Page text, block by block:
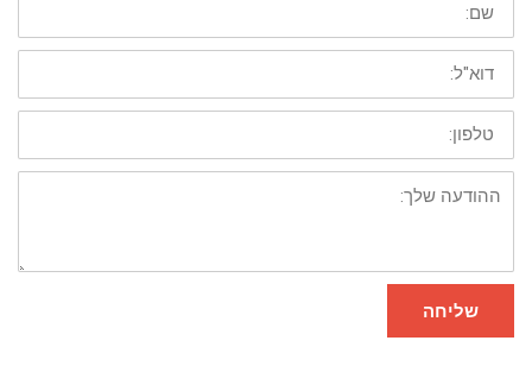
דוא"ל:
טלפון:
ההודעה
שלך:
שליחה